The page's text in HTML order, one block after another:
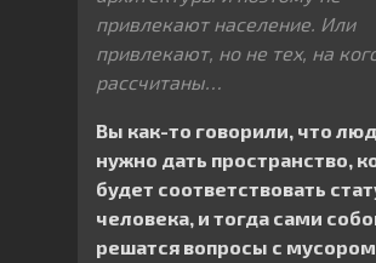
привлекают население. Или
привлекают, но не тех, на
рассчитаны…
Вы как-то говорили, что
нужно дать пространство,
будет соответствовать
человека, и тогда сами
решатся вопросы с